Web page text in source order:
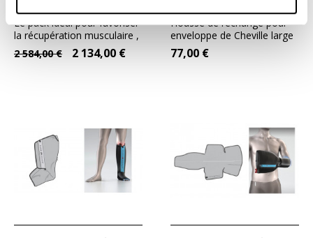
Gameready
Le pack idéal pour favoriser
la récupération musculaire ,
en phase de...
2 584,00 € 2 134,00 €
Housse de rechange pour
enveloppe de Cheville large
et extra large (ref....
77,00 €